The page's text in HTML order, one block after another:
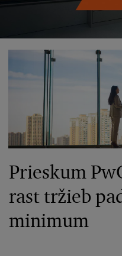
Prieskum
rast tržieb
minimum